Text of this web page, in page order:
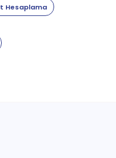
Hesaplama